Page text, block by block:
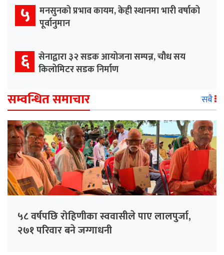
५ मनसुनको प्रभाव कायम, केही स्थानमा भारी वर्षाको
पूर्वानुमान
६ सेनाद्वारा ३२ सडक आयोजना सम्पन्न, चौध सय
किलोमिटर सडक निर्माण
सम्वन्धित समाचार सबै
५८ वर्षपछि रोहिणीका स्ववासीले पाए लालपुर्जा,
२७१ परिवार बने जग्गाधनी